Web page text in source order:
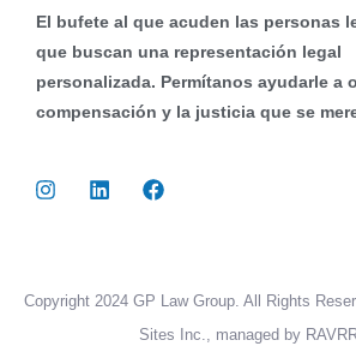
El bufete al que acuden las personas
que buscan una representación legal
personalizada. Permítanos ayudarle a
compensación y la justicia que se
Copyright 2024 GP Law Group. All Rights
Sites Inc., managed by